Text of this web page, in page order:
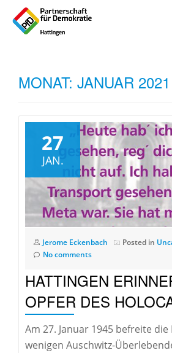
MONAT: JANUAR 2021
27
JAN.
Jerome Eckenbach Posted in
No comments
HATTINGEN
OPFER DES
Am 27. Januar 1945 befreite
wenigen Auschwitz-